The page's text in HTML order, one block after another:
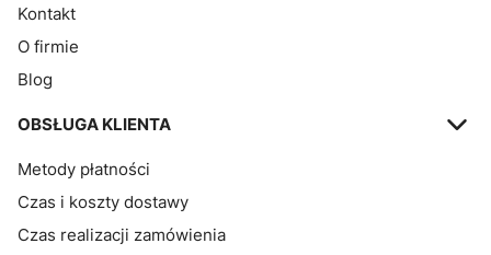
Kontakt
O firmie
Blog
OBSŁUGA KLIENTA
Metody płatności
Czas i koszty dostawy
Czas realizacji zamówienia